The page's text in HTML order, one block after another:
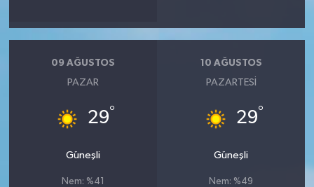
09 AĞUSTOS
PAZAR
29°
Güneşli
Nem: %41
10 AĞUSTOS
PAZARTESI
29°
Güneşli
Nem: %49